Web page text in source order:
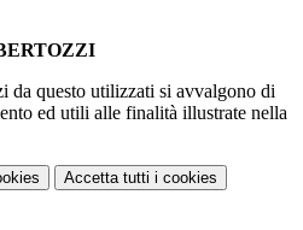
da questo utilizzati si avvalgono di
ed utili alle finalità illustrate nella
Accetta tutti i cookies